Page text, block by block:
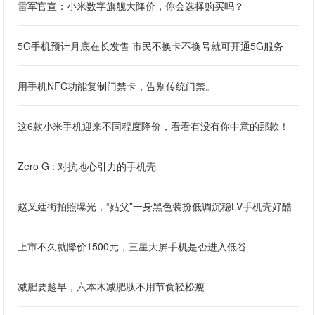
雷军官宣：小米数字旗舰大降价，你会选择购买吗？
5G手机预计月底在长发售 市民不换卡不换号就可开通5G服务
用手机NFC功能复制门禁卡，告别传统门禁。
这6款小米手机迎来不同程度降价，看看有没有你中意的那款！
Zero G : 对抗地心引力的手机壳
赵又廷街拍照曝光，“姑父”一身黑色装扮低调沉稳LV手机壳好酷
上市不久就降价1500元，三星大屏手机是否进入低谷
减肥要趁早，六本木减肥肽不用节食轻松瘦